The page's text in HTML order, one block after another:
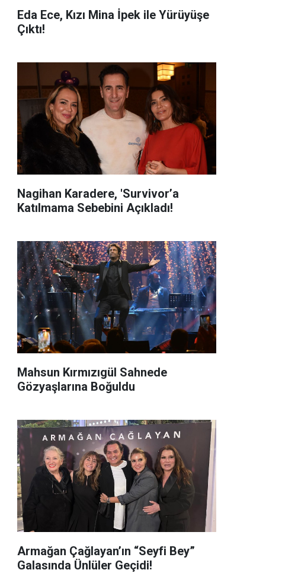
Eda Ece, Kızı Mina İpek ile Yürüyüşe
Çıktı!
Nagihan Karadere, 'Survivor’a
Katılmama Sebebini Açıkladı!
Mahsun Kırmızıgül Sahnede
Gözyaşlarına Boğuldu
Armağan Çağlayan’ın “Seyfi Bey”
Galasında Ünlüler Geçidi!